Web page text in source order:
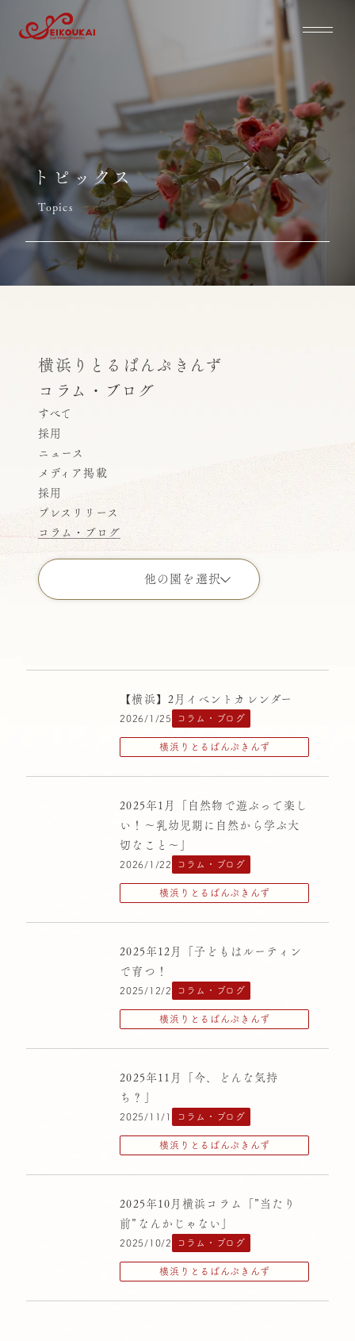
トピックス
Topics
横浜りとるぱんぷきんず
コラム・ブログ
すべて
採用
ニュース
メディア掲載
採用
プレスリリース
コラム・ブログ
他の園を選択
こどもの園りとるぱんぷきんず
ばにらびぃんず横浜
ばにらびぃんず高円寺
中央区立十思保育園
千駄ヶ谷りとるぱんぷきんず
大塚りとるぱんぷきんず
横浜りとるぱんぷきんず
清高りとるぱんぷきんず
荻窪りとるぱんぷきんず
西原りとるぱんぷきんず
高円寺りとるぱんぷきんず
【横浜】2月イベントカレンダー
2026/1/25 コラム・ブログ
横浜りとるぱんぷきんず
2025年1月「自然物で遊ぶって楽し
い！～乳幼児期に自然から学ぶ大
切なこと～」
2026/1/22 コラム・ブログ
横浜りとるぱんぷきんず
2025年12月「子どもはルーティン
で育つ！
2025/12/2 コラム・ブログ
横浜りとるぱんぷきんず
2025年11月「今、どんな気持
ち？」
2025/11/1 コラム・ブログ
横浜りとるぱんぷきんず
2025年10月横浜コラム「”当たり
前”なんかじゃない」
2025/10/2 コラム・ブログ
横浜りとるぱんぷきんず